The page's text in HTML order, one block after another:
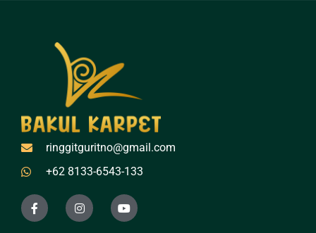
ringgitguritno@gmail.com
+62 8133-6543-133